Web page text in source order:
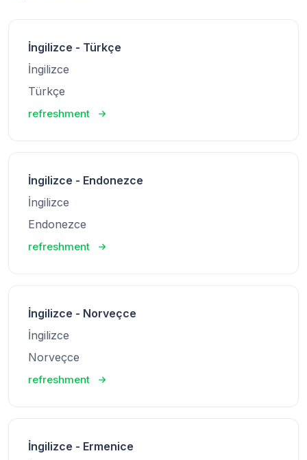
İngilizce - Türkçe
İngilizce
Türkçe
refreshment
İngilizce - Endonezce
İngilizce
Endonezce
refreshment
İngilizce - Norveçce
İngilizce
Norveçce
refreshment
İngilizce - Ermenice